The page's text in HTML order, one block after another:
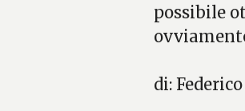
possibile
di: